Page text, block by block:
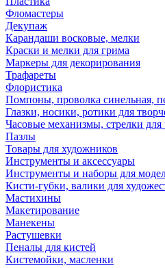
Фломастеры
Декупаж
Карандаши восковые, мелки
Краски и мелки для грима
Маркеры для декорирования
Трафареты
Флористика
Помпоны, проволка синельная,
Глазки, носики, ротики для
Часовые механизмы, стрелки
Пазлы
Товары для художников
Инструменты и аксессуары
Инструменты и наборы для
Кисти-губки, валики для
Мастихины
Макетирование
Манекены
Растушевки
Пеналы для кистей
Кистемойки, масленки